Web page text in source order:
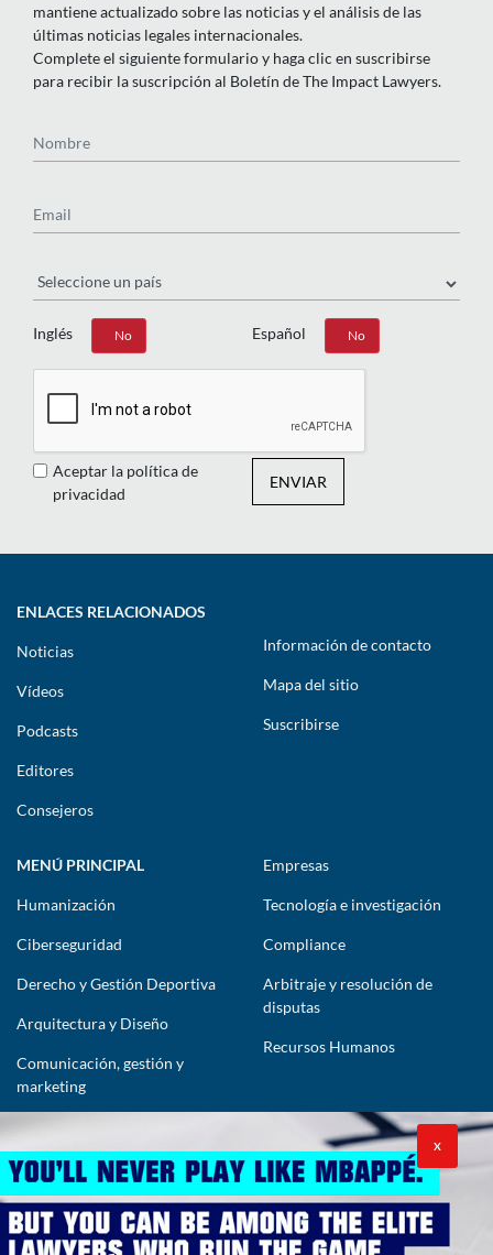
mantiene actualizado sobre las noticias y el análisis de las
últimas noticias legales internacionales.
Complete el siguiente formulario y haga clic en suscribirse
para recibir la suscripción al Boletín de The Impact Lawyers.
Inglés
Sí No Español
Sí No
Aceptar la política de
privacidad
ENVIAR
ENLACES RELACIONADOS
Noticias
Vídeos
Podcasts
Editores
Consejeros
Información de contacto
Mapa del sitio
Suscribirse
MENÚ PRINCIPAL
Humanización
Ciberseguridad
Derecho y Gestión Deportiva
Arquitectura y Diseño
Comunicación, gestión y
marketing
Empresas
Tecnología e investigación
Compliance
Arbitraje y resolución de
disputas
Recursos Humanos
lawyers@theimpactlawyers.com
SUSCRIBIRSE
X